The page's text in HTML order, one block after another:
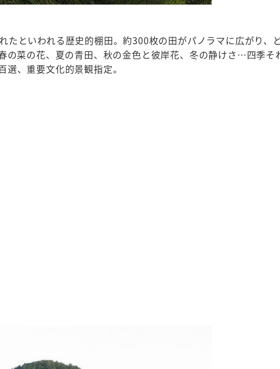
たといわれる歴史的棚田。約300枚の田がパノラマに広がり、
の菜の花、夏の青田、秋の金色と彼岸花、冬の静けさ…四季そ
選、重要文化的景観指定。